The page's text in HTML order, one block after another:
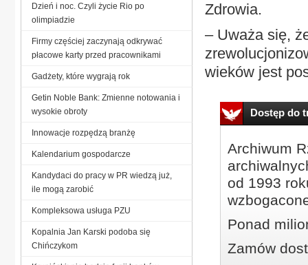
Zdrowia.
– Uważa się,
wieków jest
Dostęp do
Archiwum
od 1993
Ponad
Zamów
Dzień i noc. Czyli życie Rio po
olimpiadzie
Firmy częściej zaczynają odkrywać
płacowe karty przed pracownikami
Gadżety, które wygrają rok
Getin Noble Bank: Zmienne notowania i
wysokie obroty
Innowacje rozpędzą branżę
Kalendarium gospodarcze
Kandydaci do pracy w PR wiedzą już,
ile mogą zarobić
Kompleksowa usługa PZU
Kopalnia Jan Karski podoba się
Chińczykom